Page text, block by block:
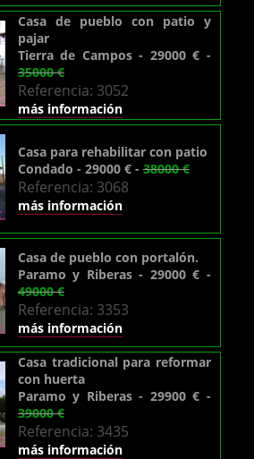
Casa de pueblo con patio y
pajar
Tierra de Campos - 29000 € -
35000 €
Referencia: 3052
más información
Casa para rehabilitar con patio
Condado - 29000 € - 38000 €
Referencia: 3068
más información
Casa de pueblo con portalón.
Paramo y Riberas - 29000 € -
49000 €
Referencia: 3353
más información
Casa tradicional para reformar
con huerta
Paramo y Riberas - 29900 € -
39000 €
Referencia: 3435
más información